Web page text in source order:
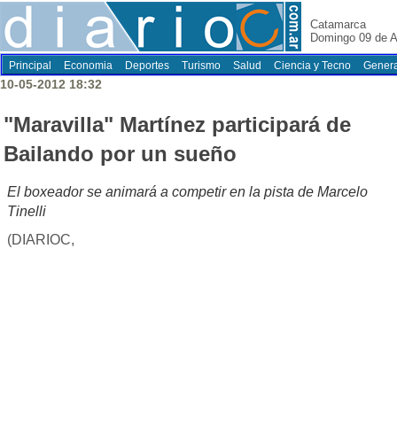
Catamarca
Domingo 09 de
Principal Economia Deportes Turismo Salud Ciencia y Tecno
10-05-2012 18:32
"Maravilla" Martínez participará de
Bailando por un sueño
El boxeador se animará a competir en la pista de Marcelo
Tinelli
(DIARIOC,